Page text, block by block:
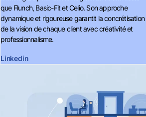
que Flunch, Basic-Fit et Celio. Son approche
dynamique et rigoureuse garantit la concrétisation
de la vision de chaque client avec créativité et
professionnalisme.
Linkedin